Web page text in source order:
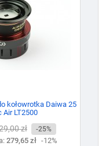
kołowrotka Daiwa 25
Air LT2500
zł -25%
279,65 zł -12%